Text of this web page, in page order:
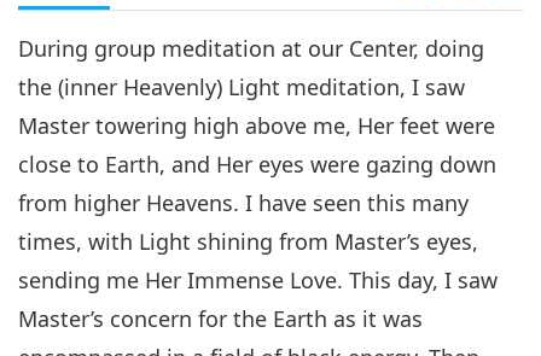
During group meditation at our Center, doing
the (inner Heavenly) Light meditation, I saw
Master towering high above me, Her feet were
close to Earth, and Her eyes were gazing down
from higher Heavens. I have seen this many
times, with Light shining from Master’s eyes,
sending me Her Immense Love. This day, I saw
Master’s concern for the Earth as it was